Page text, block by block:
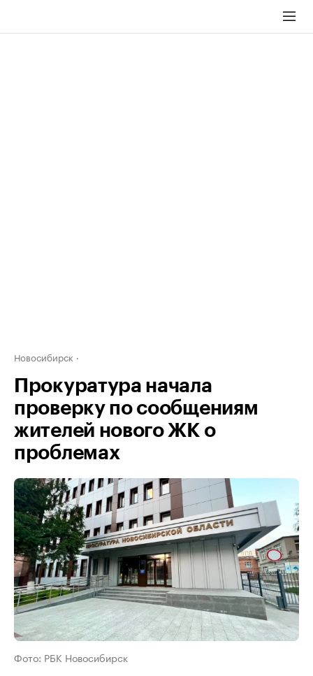
Новосибирск
Прокуратура начала
проверку по сообщениям
жителей нового ЖК о
проблемах
Фото: РБК Новосибирск